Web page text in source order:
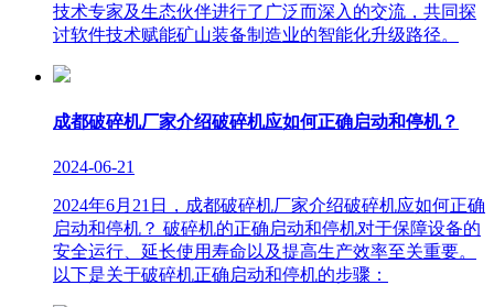
技术专家及生态伙伴进行了广泛而深入的交流，共同探
讨软件技术赋能矿山装备制造业的智能化升级路径。
成都破碎机厂家介绍破碎机应如何正确启动和停机？
2024-06-21
2024年6月21日，成都破碎机厂家介绍破碎机应如何正确
启动和停机？ 破碎机的正确启动和停机对于保障设备的
安全运行、延长使用寿命以及提高生产效率至关重要。
以下是关于破碎机正确启动和停机的步骤：